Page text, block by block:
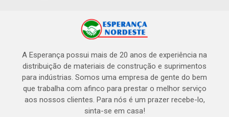
A Esperança possui mais de 20 anos de experiência na
distribuição de materiais de construção e suprimentos
para indústrias. Somos uma empresa de gente do bem
que trabalha com afinco para prestar o melhor serviço
aos nossos clientes. Para nós é um prazer recebe-lo,
sinta-se em casa!